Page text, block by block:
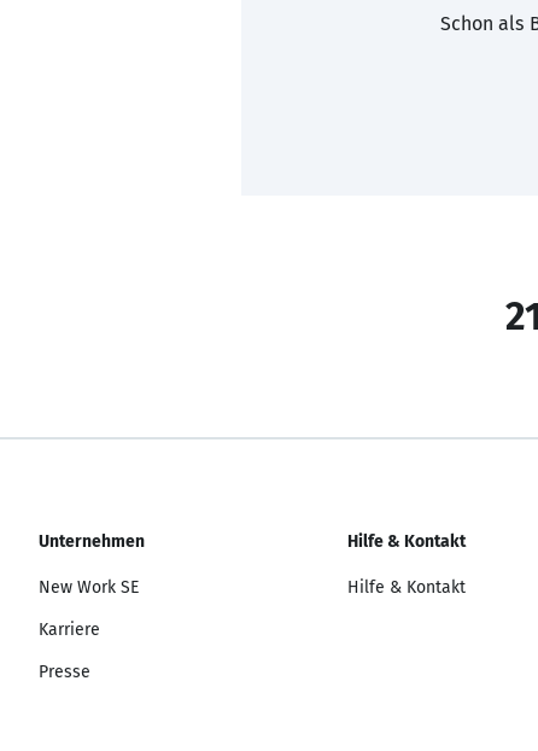
Schon als
Unternehmen
New Work SE
Karriere
Presse
Hilfe & Kontakt
Hilfe & Kontakt